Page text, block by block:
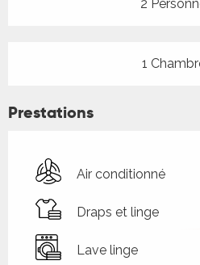
2
1
Prestations
Air conditionné
Draps et linge
Lave linge